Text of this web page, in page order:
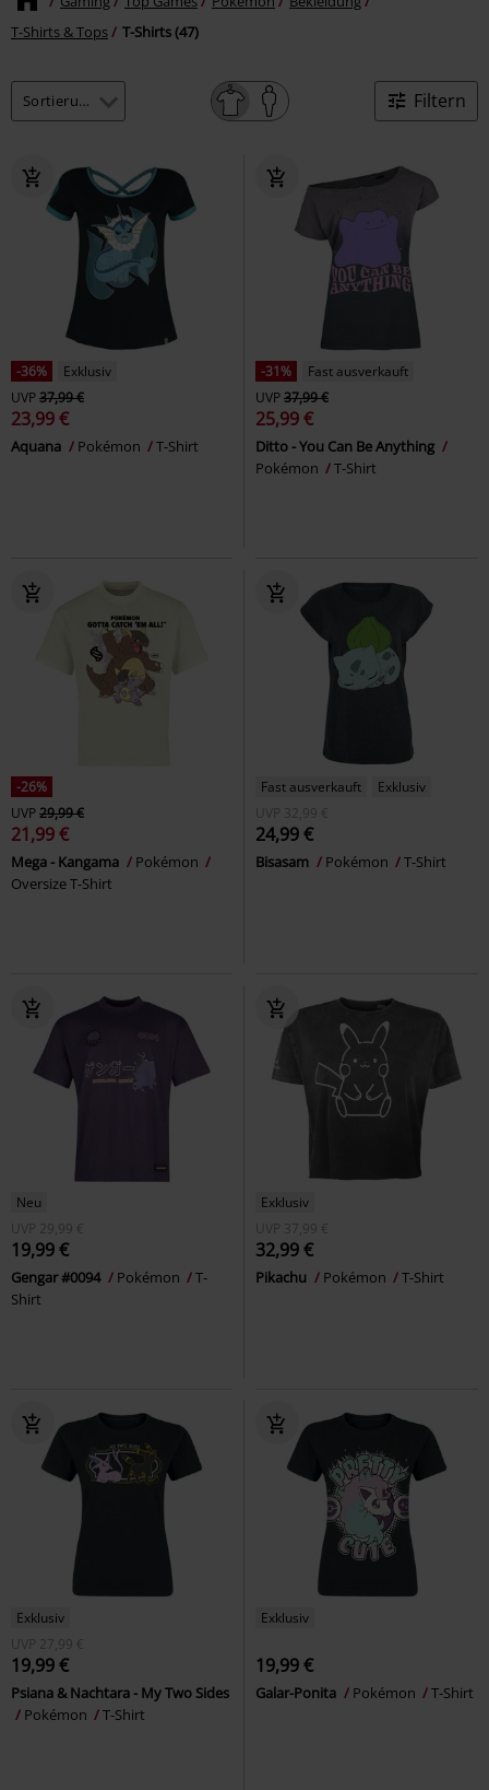
T-Shirts & Tops
T-Shirts (47)
Filtern
-36%
Exklusiv
UVP37,99 €
23,99 €
Aquana Pokémon T-Shirt
-31%
Fast ausverkauft
UVP37,99 €
25,99 €
Ditto - You Can Be Anything
Pokémon
T-Shirt
-26%
UVP29,99 €
21,99 €
Mega - Kangama
Pokémon
Oversize T-Shirt
Fast ausverkauft
Exklusiv
UVP
32,99 €
24,99 €
Bisasam Pokémon T-Shirt
Neu
UVP
29,99 €
19,99 €
Gengar #0094 Pokémon
T-
Shirt
Exklusiv
UVP
37,99 €
32,99 €
Pikachu Pokémon T-Shirt
Exklusiv
UVP
27,99 €
19,99 €
Psiana & Nachtara - My Two Sides
Pokémon
T-Shirt
Exklusiv
19,99 €
Galar-Ponita Pokémon T-Shirt